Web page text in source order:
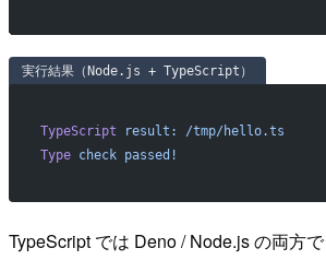
実行結果（Node.js + TypeScript）
TypeScript result:
/tmp/hello.ts
Type check passed!
TypeScript では Deno / Node.js の両方で